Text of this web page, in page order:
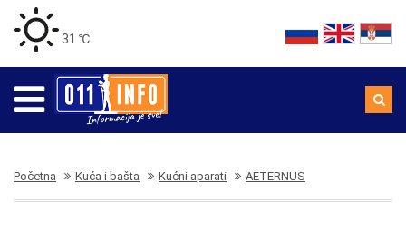
31 ℃
Početna Kuća i bašta Kućni aparati AETERNUS